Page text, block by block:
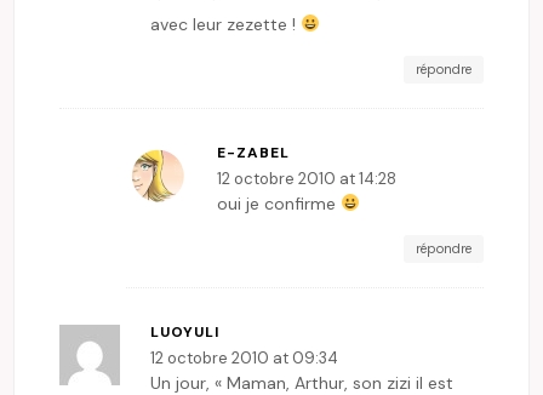
avec leur zezette !
répondre
E-ZABEL
12 octobre 2010 at 14:28
oui je confirme
répondre
LUOYULI
12 octobre 2010 at 09:34
Un jour, « Maman, Arthur, son zizi il est